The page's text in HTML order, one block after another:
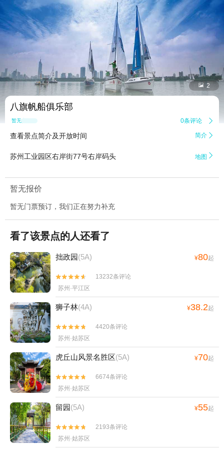
 2
八旗帆船俱乐部
暂无点评 0条评论 
查看景点简介及开放时间 简介 
苏州工业园区右岸街77号右岸码头 地图 
暂无报价
暂无门票预订，我们正在努力补充
看了该景点的人还看了
拙政园(5A) ¥80起


13232条评论
苏州·平江区
狮子林(4A) ¥38.2起


4420条评论
苏州·姑苏区
虎丘山风景名胜区(5A) ¥70起


6674条评论
苏州·姑苏区
留园(5A) ¥55起


2193条评论
苏州·姑苏区
